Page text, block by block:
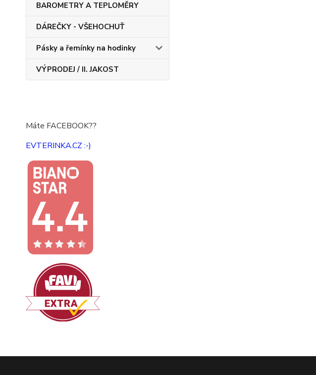
BAROMETRY A TEPLOMĚRY
DÁREČKY - VŠEHOCHUŤ
Pásky a řemínky na hodinky
VÝPRODEJ / II. JAKOST
Máte FACEBOOK??
EVTERINKA.CZ :-)